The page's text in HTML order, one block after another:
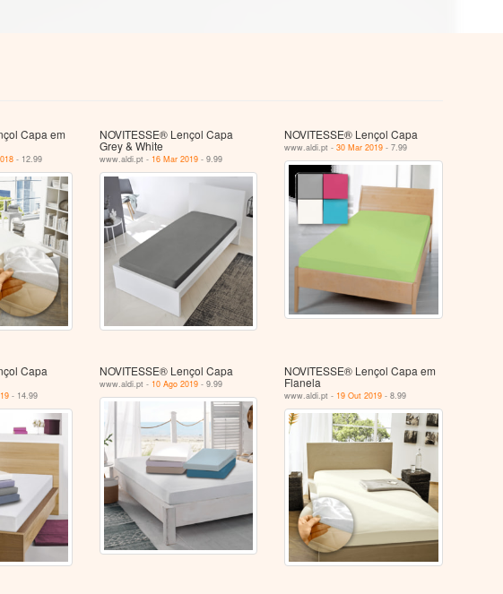
Capa em
- 12.99
NOVITESSE® Lençol Capa
Grey & White
www.aldi.pt - 16 Mar 2019- 9.99
NOVITESSE® Lençol Capa
www.aldi.pt -30 Mar 2019 - 7.99
Capa
- 14.99
NOVITESSE® Lençol Capa
www.aldi.pt - 10 Ago 2019- 9.99
NOVITESSE® Lençol Capa em
Flanela
www.aldi.pt - 19 Out 2019 - 8.99